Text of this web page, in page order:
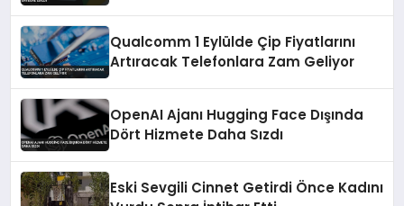
Qualcomm 1 Eylülde Çip Fiyatlarını
Artıracak Telefonlara Zam Geliyor
OpenAI Ajanı Hugging Face Dışında
Dört Hizmete Daha Sızdı
Eski Sevgili Cinnet Getirdi Önce Kadını